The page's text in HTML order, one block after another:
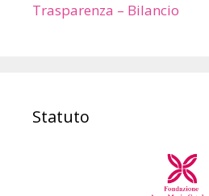
Trasparenza – Bilancio
Statuto